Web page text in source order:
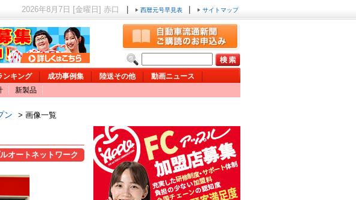
2026年8月7日 [金曜日] 赤口 西暦元号早見表 サイトマップ
ンキング 成功事例集 陸送その他
動画ニュース
新製品
ン > 画像一覧
オートネットワーク